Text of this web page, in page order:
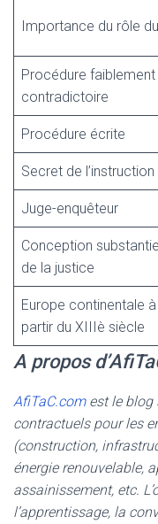
Importance du rôle
Procédure faiblement
contradictoire
Procédure écrite
Secret de l’instruction
Juge-enquêteur
Conception
de la justice
Europe continentale à
partir du XIIIè siècle
A propos
AfiTaC.comest le blog
contractuels pour les
(construction,
énergie renouvelable,
assainissement, etc.
l’apprentissage, la